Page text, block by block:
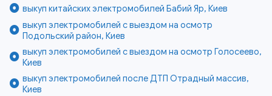
выкуп китайских электромобилей Бабий Яр, Киев
выкуп электромобилей с выездом на осмотр
Подольский район, Киев
выкуп электромобилей с выездом на осмотр Голосеево,
Киев
выкуп электромобилей после ДТП Отрадный массив,
Киев